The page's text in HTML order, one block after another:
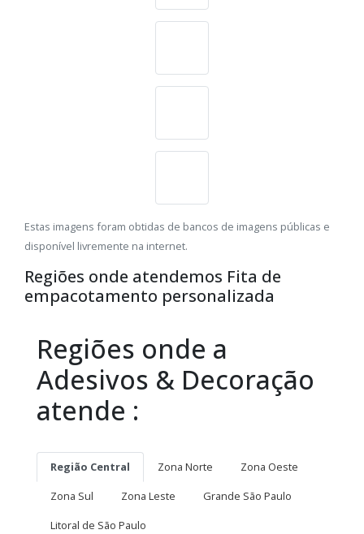
Estas imagens foram obtidas de bancos de imagens públicas e
disponível livremente na internet.
Regiões onde atendemos Fita de
empacotamento personalizada
Regiões onde a
Adesivos & Decoração
atende :
Região Central Zona Norte
Zona Oeste
Zona Sul
Zona Leste
Grande São Paulo
Litoral de São Paulo